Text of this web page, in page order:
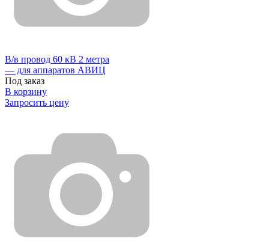
В/в провод 60 кВ 2 метра
— для аппаратов АВИЦ
Под заказ
В корзину
Запросить цену